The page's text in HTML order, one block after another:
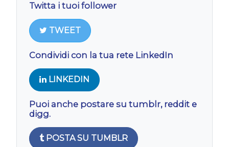
Twitta i tuoi follower
TWEET
Condividi con la tua rete LinkedIn
LINKEDIN
Puoi anche postare su tumblr, reddit e
digg.
POSTA SU TUMBLR